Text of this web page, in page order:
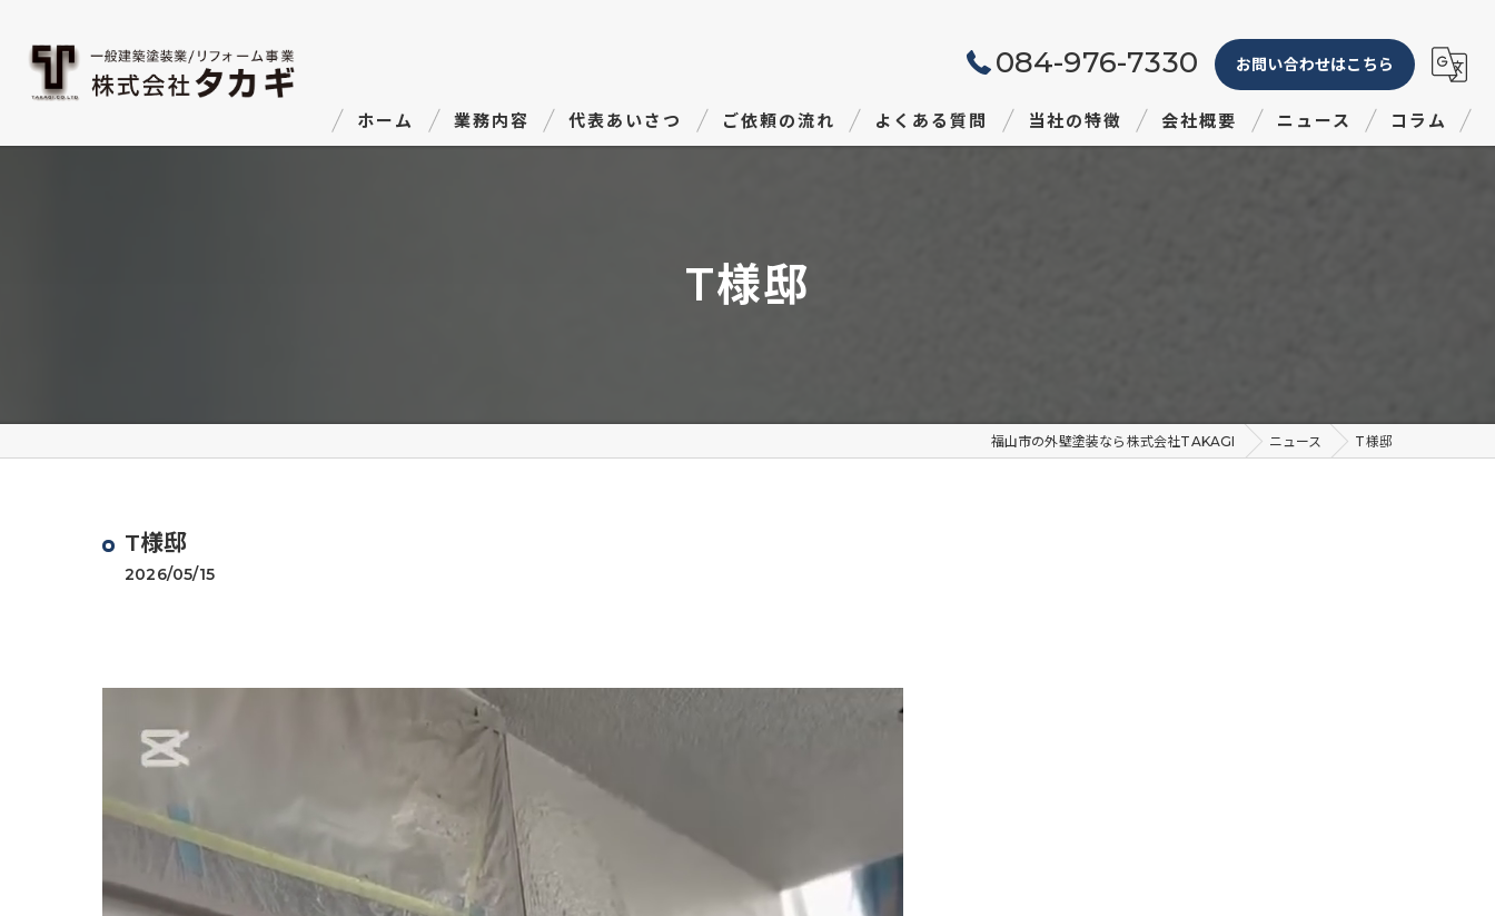
084-976-7330 お問い合わせはこちら
ホーム 業務内容 代表あいさつ ご依頼の流れ よくある質問 当社の特徴 会社概要 ニュース コラム
T様邸
福山市の外壁塗装なら株式会社TAKAGI ニュース T様邸
T様邸
2026/05/15